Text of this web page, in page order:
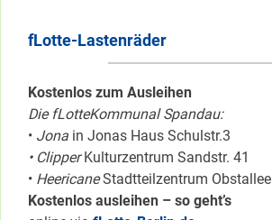
fLotte-Lastenräder
Kostenlos zum Ausleihen
Die fLotteKommunal Spandau:
• Jona in Jonas Haus Schulstr.3
• ClipperKulturzentrum Sandstr. 41
• HeericaneStadtteilzentrum Obstallee
Kostenlos ausleihen – so geht’s